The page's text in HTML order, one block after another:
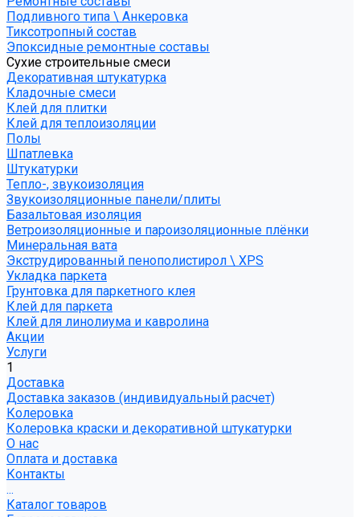
Подливного типа \ Анкеровка
Тиксотропный состав
Эпоксидные ремонтные составы
Сухие строительные смеси
Декоративная штукатурка
Кладочные смеси
Клей для плитки
Клей для теплоизоляции
Полы
Шпатлевка
Штукатурки
Тепло-, звукоизоляция
Звукоизоляционные панели/плиты
Базальтовая изоляция
Ветроизоляционные и пароизоляционные плёнки
Минеральная вата
Экструдированный пенополистирол \ XPS
Укладка паркета
Грунтовка для паркетного клея
Клей для паркета
Клей для линолиума и кавролина
Акции
Услуги
1
Доставка
Доставка заказов (индивидуальный расчет)
Колеровка
Колеровка краски и декоративной штукатурки
О нас
Оплата и доставка
Контакты
...
Каталог товаров